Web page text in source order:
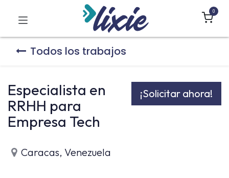
0
Todos los trabajos
¡Solicitar ahora!
Especialista en
RRHH para
Empresa Tech
Caracas, Venezuela